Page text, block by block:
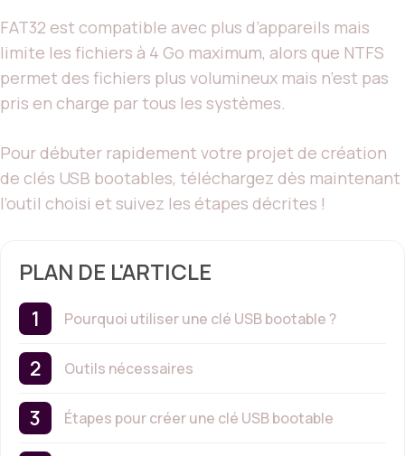
FAT32 est compatible avec plus d’appareils mais
limite les fichiers à 4 Go maximum, alors que NTFS
permet des fichiers plus volumineux mais n’est pas
pris en charge par tous les systèmes.
Pour débuter rapidement votre projet de création
de clés USB bootables, téléchargez dès maintenant
l’outil choisi et suivez les étapes décrites !
PLAN DE L'ARTICLE
Pourquoi utiliser une clé USB bootable ?
Outils nécessaires
Étapes pour créer une clé USB bootable